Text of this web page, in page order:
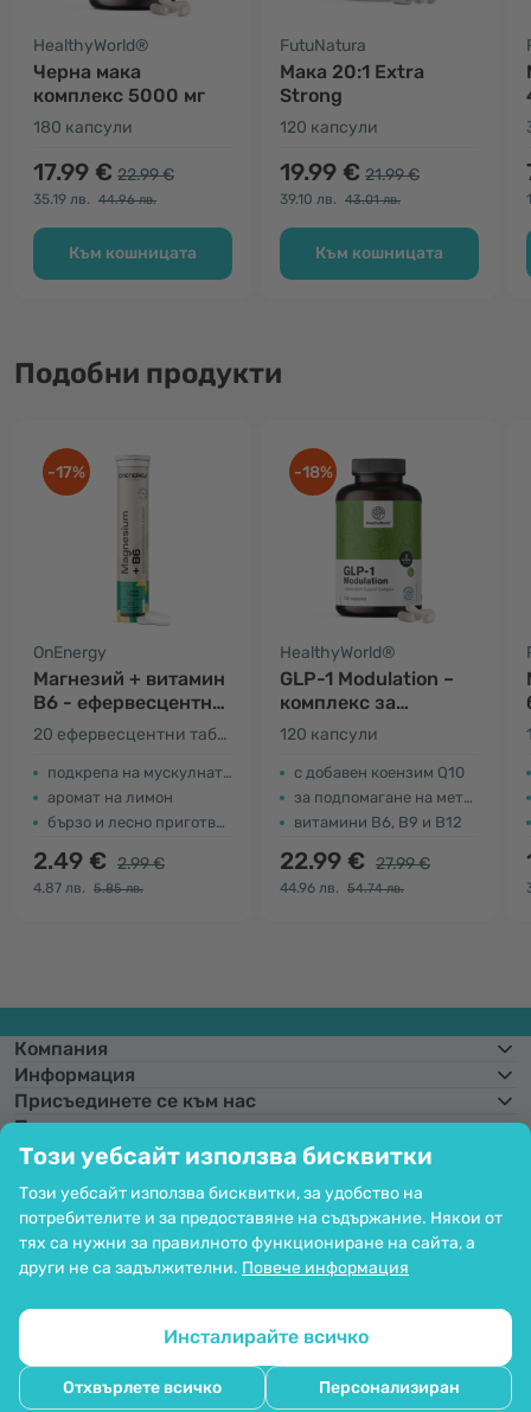
Този уебсайт използва бисквитки
Този уебсайт използва бисквитки, за удобство на
потребителите и за предоставяне на съдържание. Някои от
тях са нужни за правилното функциониране на сайта, а
други не са задължителни. Повече информация
Инсталирайте всичко
Отхвърлете всичко Персонализиран
HealthyWorld®
Черна мака
комплекс 5000 мг
180 капсули
17.99 € 22.99 €
35.19 лв. 44.96 лв.
Към кошницата
FutuNatura
Мака 20:1 Extra
Strong
120 капсули
19.99 € 21.99 €
39.10 лв. 43.01 лв.
Към кошницата
Подобни продукти
-17%
OnEnergy
Магнезий + витамин
В6 - ефервесцентни
таблетки
20 ефервесцентни таблетки
подкрепа на мускулната и нервната система
аромат на лимон
бързo и лесно приготвяне
2.49 € 2.99 €
4.87 лв. 5.85 лв.
-18%
HealthyWorld®
GLP-1 Modulation –
комплекс за
подпомагане на
метаболизма
120 капсули
с добавен коензим Q10
за подпомагане на метаболизма
витамини B6, B9 и B12
22.99 € 27.99 €
44.96 лв. 54.74 лв.
Компания
Информация
Присъединете се към нас
Помощ и поръчки
Фиксиран курс на конвертиране:1 € =1,95583 лв.Възможност за
плащане с карта. Гарантирана защита на личните данни чрез SSL
Copyright © 2012 - 2026   |   Be Healthy Group d.o.o.
Настройки на бисквитките